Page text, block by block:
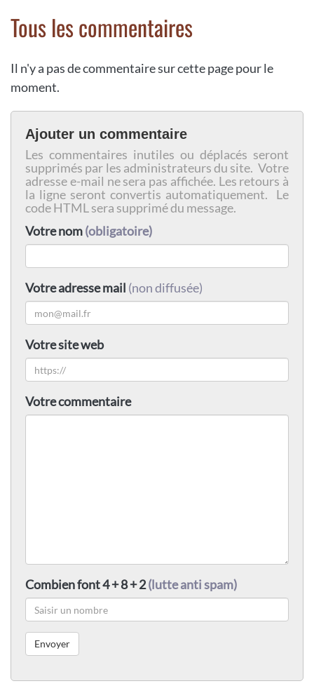
Tous les commentaires
Il n'y a pas de commentaire sur cette page pour le
moment.
Ajouter un commentaire
Les commentaires inutiles ou déplacés seront
supprimés par les administrateurs du site. Votre
adresse e-mail ne sera pas affichée. Les retours à
la ligne seront convertis automatiquement. Le
code HTML sera supprimé du message.
Votre nom(obligatoire)
Votre adresse mail (non diffusée)
Votre site web
Votre commentaire
Combien font 4 + 8 + 2(lutte anti spam)